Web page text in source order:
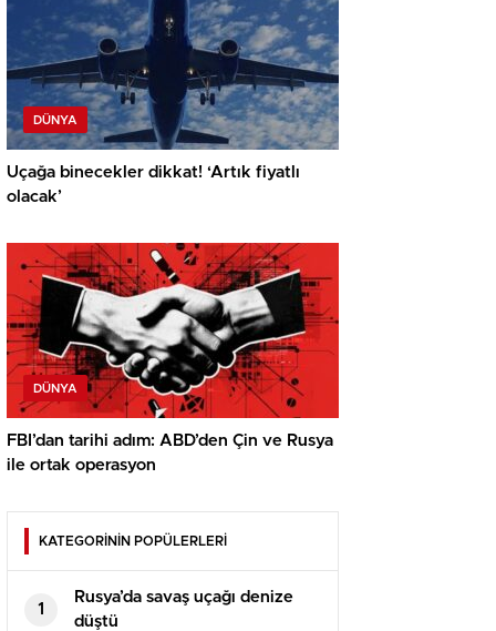
DÜNYA
Uçağa binecekler dikkat! ‘Artık fiyatlı
olacak’
DÜNYA
FBI’dan tarihi adım: ABD’den Çin ve Rusya
ile ortak operasyon
KATEGORİNİN POPÜLERLERİ
1
Rusya’da savaş uçağı denize
düştü